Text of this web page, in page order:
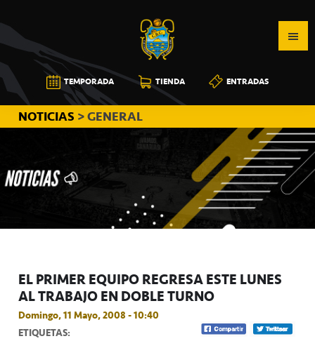
a
la
navegación
principal
al
contenido
principal
a
la
barra
lateral
principal
CB
CANARIAS
TEMPORADA TIENDA ENTRADAS
NOTICIAS > GENERAL
EL PRIMER EQUIPO REGRESA ESTE LUNES
AL TRABAJO EN DOBLE TURNO
Domingo, 11 Mayo, 2008 - 10:40
ETIQUETAS: